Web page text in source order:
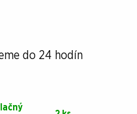
do 24 hodín